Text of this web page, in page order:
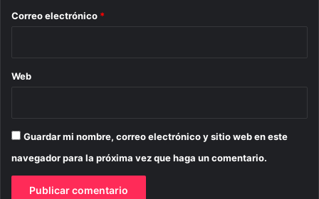
*
Correo electrónico *
Web
Guardar mi nombre, correo electrónico y sitio web en este
navegador para la próxima vez que haga un comentario.